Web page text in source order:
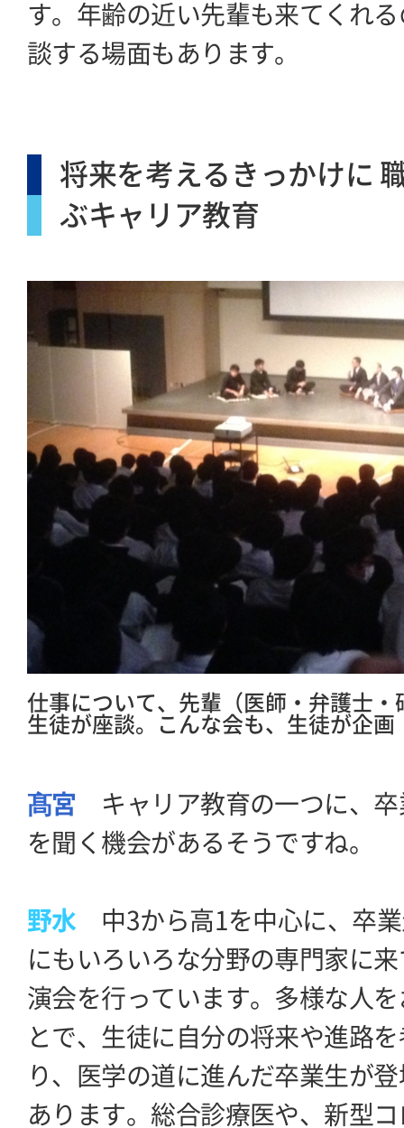
す。年齢の近い先輩も来てくれ
談する場面もあります。
将来を考えるきっかけに
ぶキャリア教育
仕事について、先輩（医師・弁護士・
生徒が座談。こんな会も、生徒が企画
髙宮 キャリア教育の一つに、卒
を聞く機会があるそうですね。
野水 中3から高1を中心に、卒
にもいろいろな分野の専門家に
演会を行っています。多様な人
とで、生徒に自分の将来や進路
り、医学の道に進んだ卒業生が
あります。総合診療医や、新型